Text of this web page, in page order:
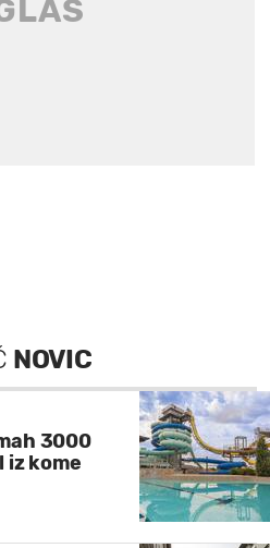
NOVIC
3000
iz kome